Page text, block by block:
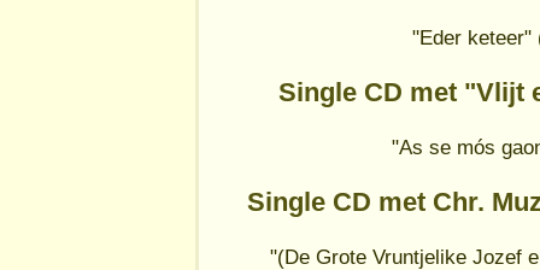
"Eder keteer"
Single CD met "Vlijt
"As se mós
Single CD met Chr.
"(De Grote Vruntjelike Jozef